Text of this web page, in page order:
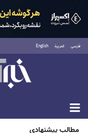
فارسی العربية English
شنبه ۱۷ مرداد ۱۴۰۵
مطالب پیشنهادی